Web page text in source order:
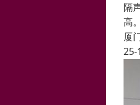
隔
高
厦
25-